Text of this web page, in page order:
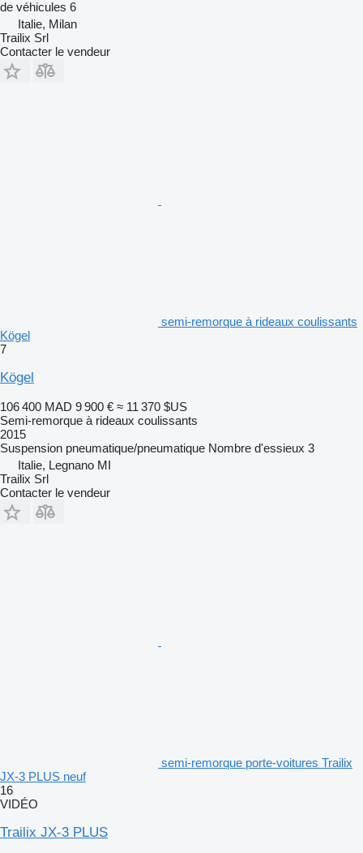
de véhicules 6
Italie, Milan
Trailix Srl
Contacter le vendeur
semi-remorque à rideaux coulissants
Kögel
7
Kögel
106 400 MAD 9 900 € ≈ 11 370 $US
Semi-remorque à rideaux coulissants
2015
Suspension pneumatique/pneumatique Nombre d'essieux 3
Italie, Legnano MI
Trailix Srl
Contacter le vendeur
semi-remorque porte-voitures Trailix
JX-3 PLUS neuf
16
VIDÉO
Trailix JX-3 PLUS